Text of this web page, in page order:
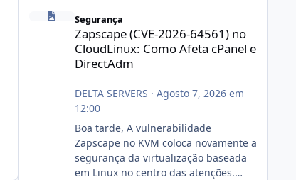
Zapscape (CVE-2026-64561) no CloudLinux: Como Afeta
Segurança
Zapscape (CVE-2026-64561) no
CloudLinux: Como Afeta cPanel e
DirectAdm
DELTA SERVERS · Agosto 7, 2026 em
12:00
Boa tarde, A vulnerabilidade
Zapscape no KVM coloca novamente a
segurança da virtualização baseada
em Linux no centro das atenções.